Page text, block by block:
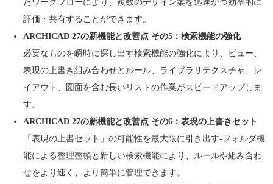
たワークフローにより、複数のデザイン案を迅速かつ効率的に
評価・共有することができます。
ARCHICAD 27の新機能と改善点 その5：検索機能の強化
必要なものを瞬時に探し出す検索機能の強化により、ビュー、
表現の上書き組み合わせとルール、ライブラリテクスチャ、レ
イアウト、図面を含む長いリストの作業がスピードアップしま
す。
ARCHICAD 27の新機能と改善点 その6：表現の上書きセット
「表現の上書セット」の可能性を最大限に引き出す-フォルダ機
能による整理整頓と新しい検索機能により、ルールや組み合わ
せをより速く、より簡単に管理できます。